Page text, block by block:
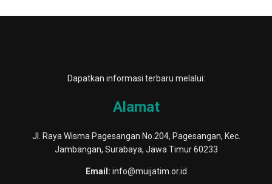
Dapatkan informasi terbaru melalui:
Alamat
Jl. Raya Wisma Pagesangan No.204, Pagesangan, Kec.
Jambangan, Surabaya, Jawa Timur 60233
Email: info@muijatim.or.id